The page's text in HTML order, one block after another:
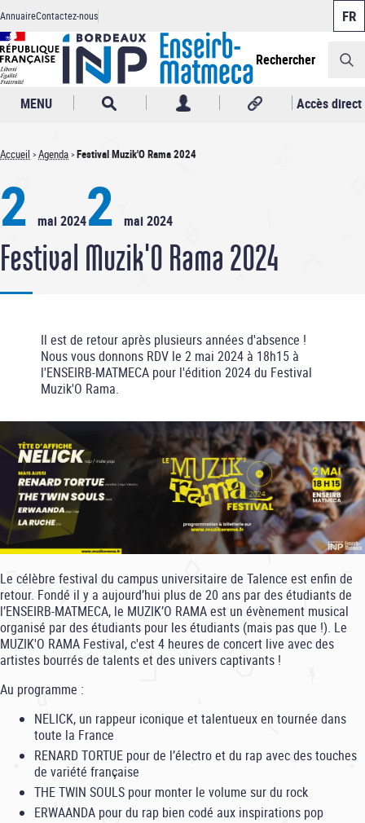
Aller
au
contenu
principal
Header
AnnuaireContactez-nous
Rechercher
MENU Accès direct
Fil
d'Ariane
Accueil Agenda Festival Muzik'O Rama 2024
2 mai 20242 mai 2024
Festival Muzik'O Rama 2024
Il est de retour après plusieurs années d'absence !
Nous vous donnons RDV le 2 mai 2024 à 18h15 à
l'ENSEIRB-MATMECA pour l'édition 2024 du Festival
Muzik'O Rama.
Le célèbre festival du campus universitaire de Talence est enfin de
retour. Fondé il y a aujourd’hui plus de 20 ans par des étudiants de
l’ENSEIRB-MATMECA, le MUZIK’O RAMA est un évènement musical
organisé par des étudiants pour les étudiants (mais pas que !). Le
MUZIK'O RAMA Festival, c'est 4 heures de concert live avec des
artistes bourrés de talents et des univers captivants !
Au programme :
NELICK, un rappeur iconique et talentueux en tournée dans
toute la France
RENARD TORTUE pour de l’électro et du rap avec des touches
de variété française
THE TWIN SOULS pour monter le volume sur du rock
ERWAANDA pour du rap bien codé aux inspirations pop
Panneau de gestion des cookies